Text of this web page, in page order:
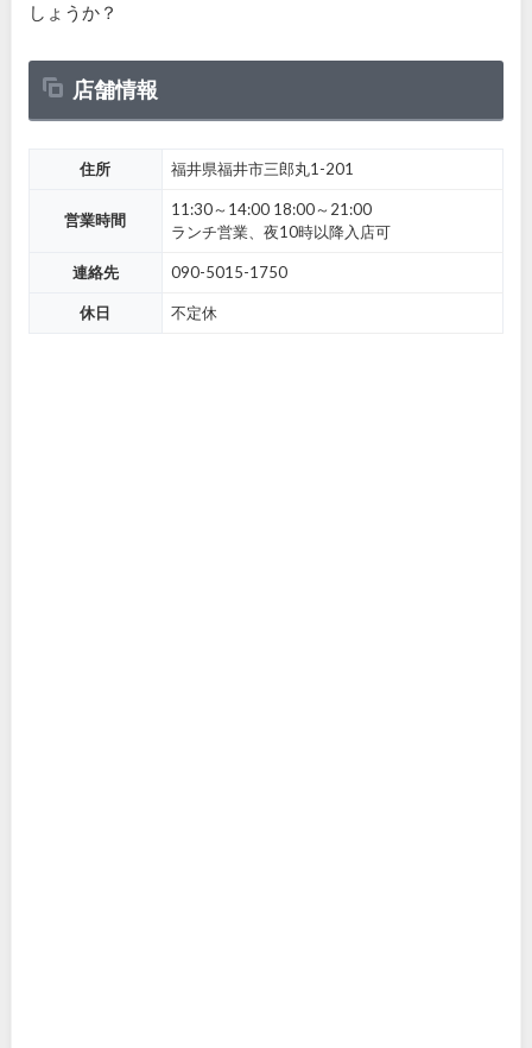
しょうか？
店舗情報
住所 福井県福井市三郎丸1-201
営業時間
11:30～14:00 18:00～21:00
ランチ営業、夜10時以降入店可
連絡先 090-5015-1750
休日 不定休